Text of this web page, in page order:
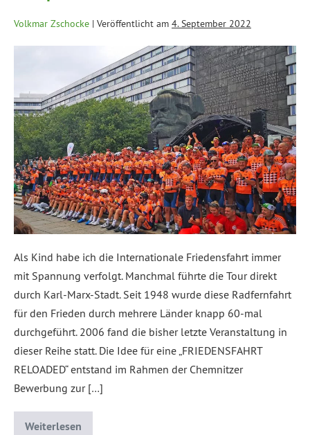
Volkmar Zschocke | Veröffentlicht am 4. September 2022
Als Kind habe ich die Internationale Friedensfahrt immer
mit Spannung verfolgt. Manchmal führte die Tour direkt
durch Karl-Marx-Stadt. Seit 1948 wurde diese Radfernfahrt
für den Frieden durch mehrere Länder knapp 60-mal
durchgeführt. 2006 fand die bisher letzte Veranstaltung in
dieser Reihe statt. Die Idee für eine „FRIEDENSFAHRT
RELOADED“ entstand im Rahmen der Chemnitzer
Bewerbung zur […]
Weiterlesen